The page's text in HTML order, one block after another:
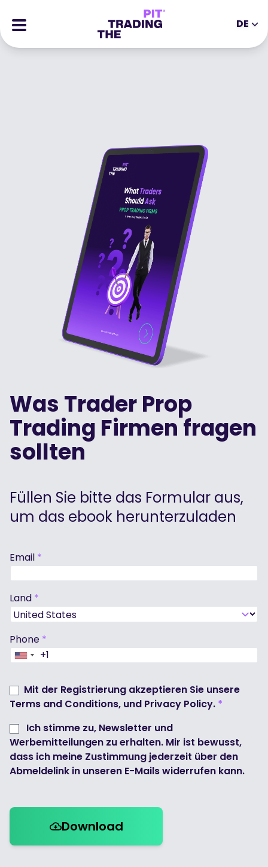
Podcasts
TRADING TOOLS
Wirtschaftskalender
Partner-Portal
Anmelden
DE
DE
ES
IT
VI
Was Trader Prop
Trading Firmen fragen
sollten
Füllen Sie bitte das Formular aus,
um das ebook herunterzuladen
Email *
Land *
Phone *
United
+1
+1
Mit der Registrierung akzeptieren Sie unsere
Terms and Conditions, und Privacy Policy. *
Ich stimme zu, Newsletter und
Werbemitteilungen zu erhalten. Mir ist bewusst,
dass ich meine Zustimmung jederzeit über den
Abmeldelink in unseren E-Mails widerrufen kann.
Download